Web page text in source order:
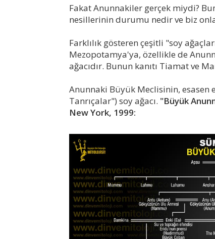
Fakat Anunnakiler gerçek miydi?
nesillerinin durumu nedir ve biz
Farklılık gösteren çeşitli "soy
Mezopotamya'ya, özellikle de
ağacıdır. Bunun kanıtı Tiamat ve
Anunnaki Büyük Meclisinin, esasen
Tanrıçalar") soy ağacı. "Büyük
New York, 1999: